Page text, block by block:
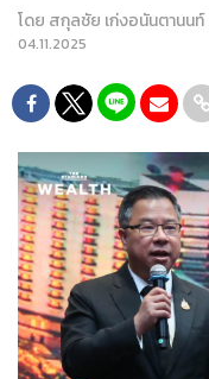
โดย สกุลชัย เก่งอนันตานนท์
04.11.2025